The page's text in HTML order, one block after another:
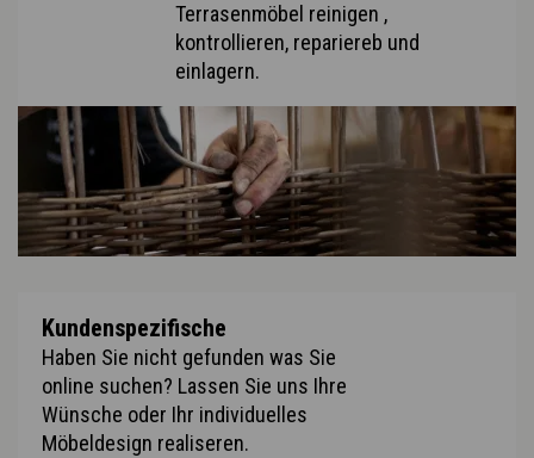
Terrasenmöbel reinigen ,
kontrollieren, repariereb und
einlagern.
Kundenspezifische
Haben Sie nicht gefunden was Sie
online suchen? Lassen Sie uns Ihre
Wünsche oder Ihr individuelles
Möbeldesign realiseren.